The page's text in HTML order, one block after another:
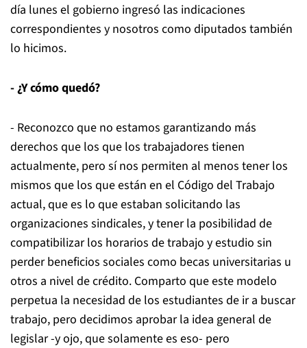
día lunes el gobierno ingresó las indicaciones
correspondientes y nosotros como diputados también
lo hicimos.
- ¿Y cómo quedó?
- Reconozco que no estamos garantizando más
derechos que los que los trabajadores tienen
actualmente, pero sí nos permiten al menos tener los
mismos que los que están en el Código del Trabajo
actual, que es lo que estaban solicitando las
organizaciones sindicales, y tener la posibilidad de
compatibilizar los horarios de trabajo y estudio sin
perder beneficios sociales como becas universitarias u
otros a nivel de crédito. Comparto que este modelo
perpetua la necesidad de los estudiantes de ir a buscar
trabajo, pero decidimos aprobar la idea general de
legislar -y ojo, que solamente es eso- pero